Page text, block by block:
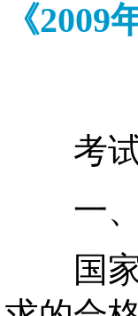
《2009
考试
一、
国家